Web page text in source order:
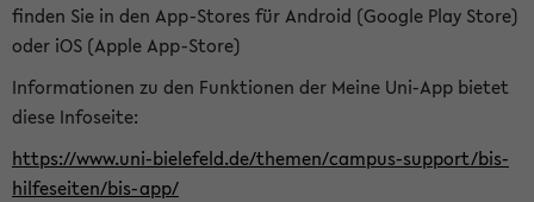
finden Sie in den App-Stores für Android (Google Play Store)
oder iOS (Apple App-Store)
Informationen zu den Funktionen der Meine Uni-App bietet
diese Infoseite:
https://www.uni-bielefeld.de/themen/campus-support/bis-
hilfeseiten/bis-app/